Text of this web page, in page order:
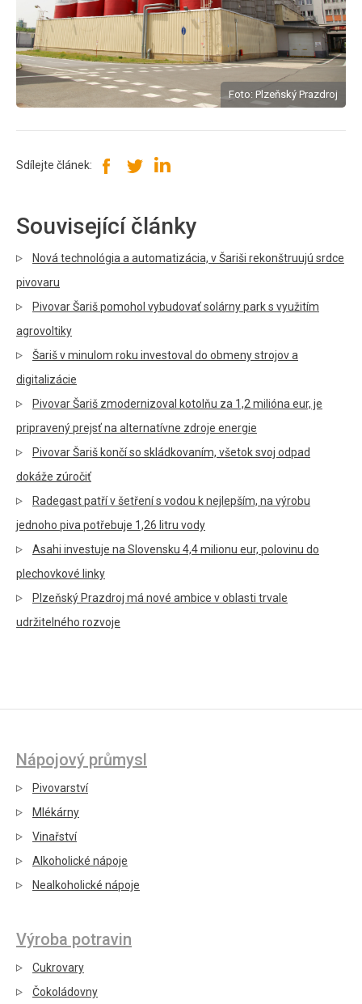
Foto: Plzeňský Prazdroj
Sdílejte článek:
Související články
Nová technológia a automatizácia, v Šariši rekonštruujú srdce
pivovaru
Pivovar Šariš pomohol vybudovať solárny park s využitím
agrovoltiky
Šariš v minulom roku investoval do obmeny strojov a
digitalizácie
Pivovar Šariš zmodernizoval kotolňu za 1,2 milióna eur, je
pripravený prejsť na alternatívne zdroje energie
Pivovar Šariš končí so skládkovaním, všetok svoj odpad
dokáže zúročiť
Radegast patří v šetření s vodou k nejlepším, na výrobu
jednoho piva potřebuje 1,26 litru vody
Asahi investuje na Slovensku 4,4 milionu eur, polovinu do
plechovkové linky
Plzeňský Prazdroj má nové ambice v oblasti trvale
udržitelného rozvoje
Nápojový průmysl
Pivovarství
Mlékárny
Vinařství
Alkoholické nápoje
Nealkoholické nápoje
Výroba potravin
Cukrovary
Čokoládovny